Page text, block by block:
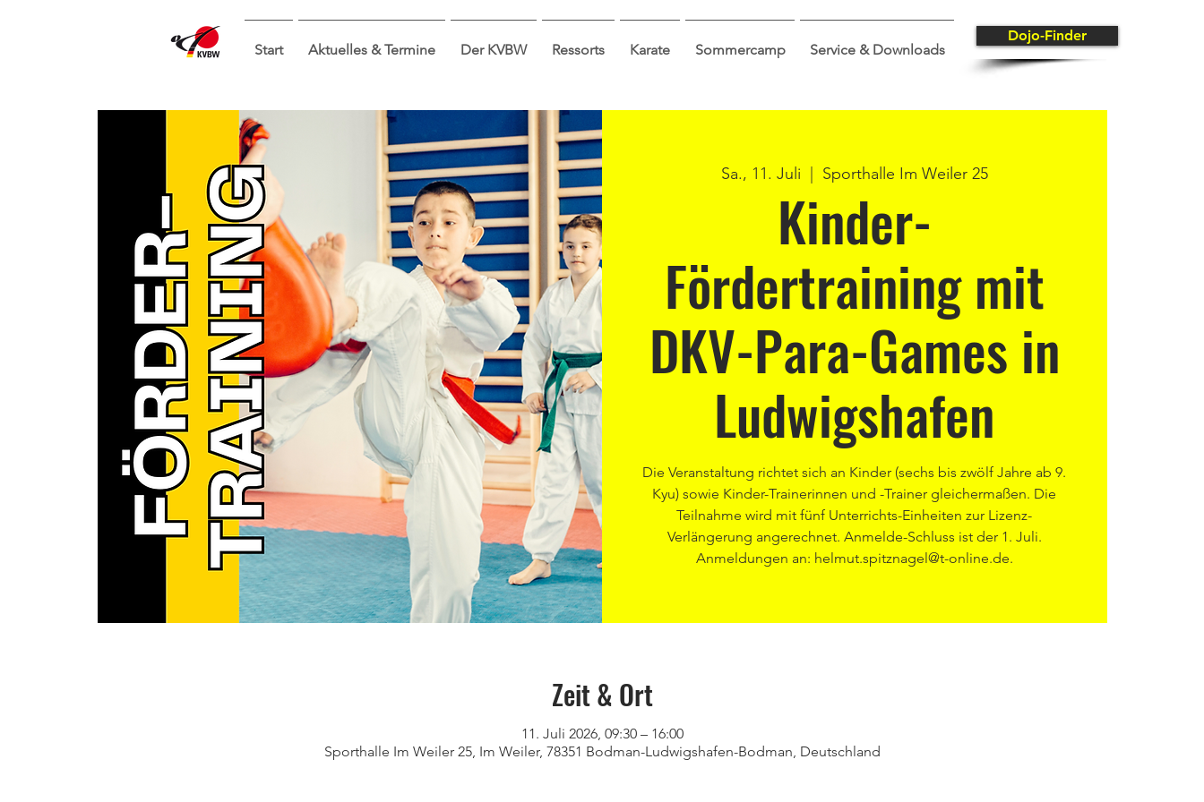
Start Aktuelles & Termine Der KVBW Ressorts Karate Sommercamp Service & Downloads
Dojo-Finder
Sa., 11. Juli Sporthalle Im Weiler 25
Kinder-
Fördertraining mit
DKV-Para-Games in
Ludwigshafen
Die Veranstaltung richtet sich an Kinder (sechs bis zwölf Jahre ab 9.
Kyu) sowie Kinder-Trainerinnen und -Trainer gleichermaßen. Die
Teilnahme wird mit fünf Unterrichts-Einheiten zur Lizenz-
Verlängerung angerechnet. Anmelde-Schluss ist der 1. Juli.
Anmeldungen an: helmut.spitznagel@t-online.de.
Zeit & Ort
11. Juli 2026, 09:30 – 16:00
Sporthalle Im Weiler 25, Im Weiler, 78351 Bodman-Ludwigshafen-Bodman, Deutschland